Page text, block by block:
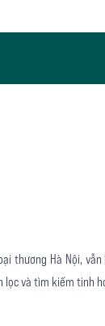
thương Hà Nội,
lọc và tìm kiếm tinh